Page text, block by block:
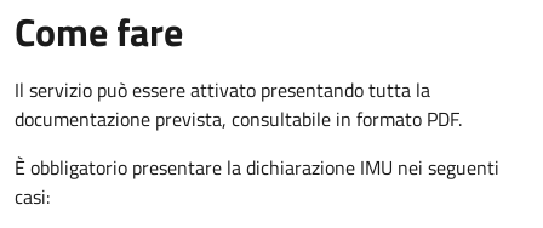
Come fare
Il servizio può essere attivato presentando tutta la
documentazione prevista, consultabile in formato PDF.
È obbligatorio presentare la dichiarazione IMU nei seguenti
casi: